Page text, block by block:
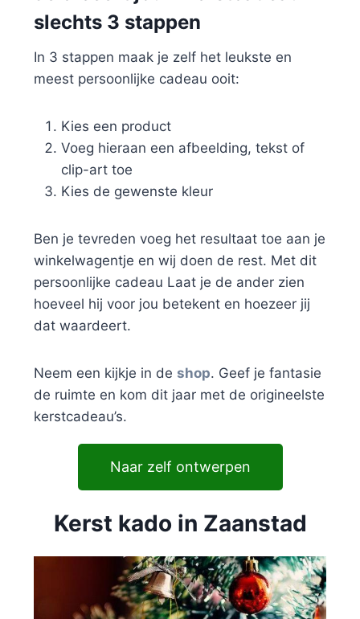
slechts 3 stappen
In 3 stappen maak je zelf het leukste en
meest persoonlijke cadeau ooit:
Kies een product
Voeg hieraan een afbeelding, tekst of
clip-art toe
Kies de gewenste kleur
Ben je tevreden voeg het resultaat toe aan je
winkelwagentje en wij doen de rest. Met dit
persoonlijke cadeau Laat je de ander zien
hoeveel hij voor jou betekent en hoezeer jij
dat waardeert.
Neem een kijkje in de shop. Geef je fantasie
de ruimte en kom dit jaar met de origineelste
kerstcadeau’s.
Naar zelf ontwerpen
Kerst kado in Zaanstad